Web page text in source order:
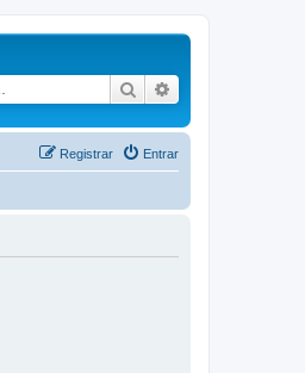
Pesquisar
Entrar
Registrar